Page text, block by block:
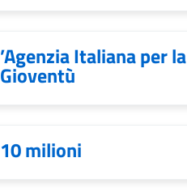
’Agenzia Italiana per la
Gioventù
10 milioni